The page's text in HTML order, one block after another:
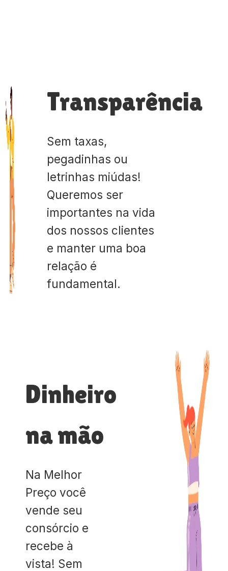
Transparência
Sem taxas,
pegadinhas ou
letrinhas miúdas!
Queremos ser
importantes na vida
dos nossos clientes
e manter uma boa
relação é
fundamental.
Dinheiro
na mão
Na Melhor
Preço você
vende seu
consórcio e
recebe à
vista! Sem